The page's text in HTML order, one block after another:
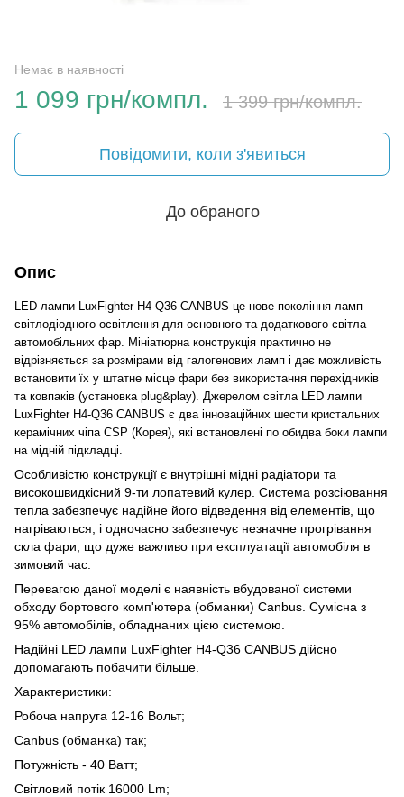
Немає в наявності
1 099 грн/компл. 1 399 грн/компл.
Повідомити, коли з'явиться
До обраного
Опис
LED лампи LuxFighter H4-Q36 CANBUS це нове покоління ламп
світлодіодного освітлення для основного та додаткового світла
автомобільних фар. Мініатюрна конструкція практично не
відрізняється за розмірами від галогенових ламп і дає можливість
встановити їх у штатне місце фари без використання перехідників
та ковпаків (установка plug&play). Джерелом світла LED лампи
LuxFighter H4-Q36 CANBUS є два інноваційних шести кристальних
керамічних чіпа CSP (Корея), які встановлені по обидва боки лампи
на мідній підкладці.
Особливістю конструкції є внутрішні мідні радіатори та
високошвидкісний 9-ти лопатевий кулер. Система розсіювання
тепла забезпечує надійне його відведення від елементів, що
нагріваються, і одночасно забезпечує незначне прогрівання
скла фари, що дуже важливо при експлуатації автомобіля в
зимовий час.
Перевагою даної моделі є наявність вбудованої системи
обходу бортового комп'ютера (обманки) Canbus. Сумісна з
95% автомобілів, обладнаних цією системою.
Надійні LED лампи LuxFighter H4-Q36 CANBUS дійсно
допомагають побачити більше.
Характеристики:
Робоча напруга 12-16 Вольт;
Canbus (обманка) так;
Потужність - 40 Ватт;
Світловий потік 16000 Lm;